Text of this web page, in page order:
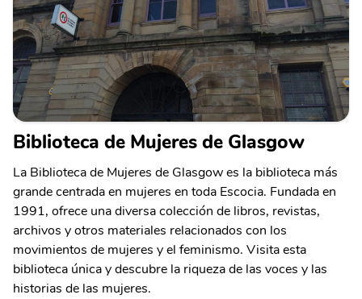
Biblioteca de Mujeres de Glasgow
La Biblioteca de Mujeres de Glasgow es la biblioteca más
grande centrada en mujeres en toda Escocia. Fundada en
1991, ofrece una diversa colección de libros, revistas,
archivos y otros materiales relacionados con los
movimientos de mujeres y el feminismo. Visita esta
biblioteca única y descubre la riqueza de las voces y las
historias de las mujeres.